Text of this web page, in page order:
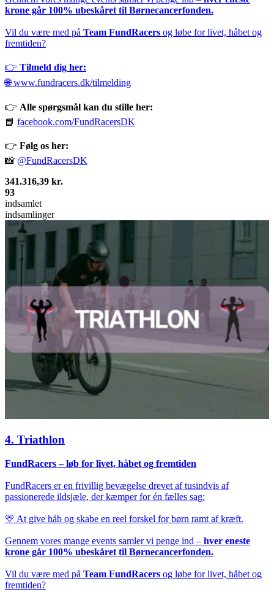
krone går 100% ubeskåret til Børnecancerfonden.
Vil du være med på Team FundRacers og løbe for livet, håbet og
fremtiden?
👉 Tilmeld dig her:
🌐www.fundracers.dk/tilmelding
👉 Alle spørgsmål kan du stille her:
📘 facebook.com/FundRacersDK
👉 Følg os her:
📸 @FundRacersDK
341.316,39 kr.
93
indsamlet
indsamlinger
4. Triathlon
FundRacers – løb for livet, håbet og fremtiden
FundRacers er en frivillig bevægelse drevet af tusindvis af
passionerede ildsjæle, der kæmper for én fælles sag:
💛 At give håb og skabe en reel forskel for børn ramt af kræft.
Gennem vores mange events samler vi penge ind – hver eneste
krone går 100% ubeskåret til Børnecancerfonden.
Vil du være med på Team FundRacers og løbe for livet, håbet og
fremtiden?